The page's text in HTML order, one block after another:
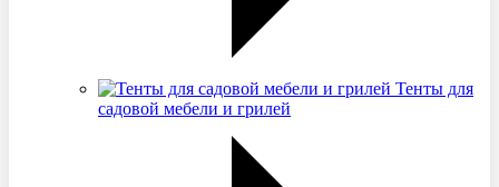
Тенты для
садовой мебели и грилей